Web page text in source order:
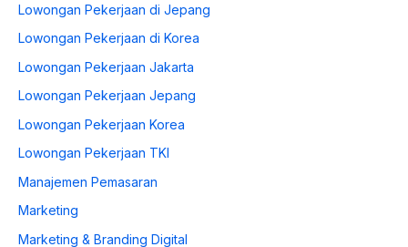
Lowongan Pekerjaan di Jepang
Lowongan Pekerjaan di Korea
Lowongan Pekerjaan Jakarta
Lowongan Pekerjaan Jepang
Lowongan Pekerjaan Korea
Lowongan Pekerjaan TKI
Manajemen Pemasaran
Marketing
Marketing & Branding Digital